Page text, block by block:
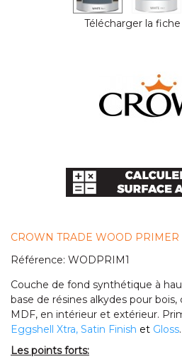
Télécharger la
CROWN TRADE WOOD PRIMER
Référence: WODPRIM1
Couche de fond synthétique à
base de résines alkydes pour
MDF, en intérieur et extérieur.
Eggshell Xtra, Satin Finish et Gloss.
Les points forts: